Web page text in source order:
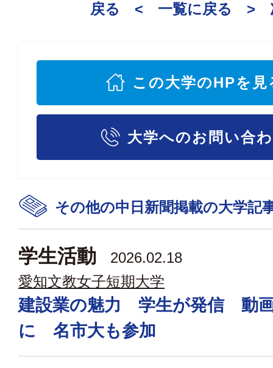
戻る < 一覧に戻る >
この大学のHPを見
大学へのお問い合
その他の中日新聞掲載の大学記
学生活動
2026.02.18
愛知文教女子短期大学
建設業の魅力 学生が発信 動
に 名市大も参加